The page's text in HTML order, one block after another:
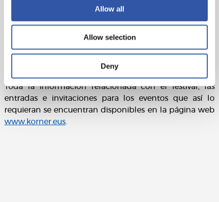
Allow all
Allow selection
Deny
presentación del libro Mi próxima parada a cargo del
ex-jugador José Mari Bakero en conversación con
Sociedad que seguro que amenizarán con anécdotas
Toda la información relacionada con el festival, las
entradas e invitaciones para los eventos que así lo
requieran se encuentran disponibles en la página web
www.korner.eus.